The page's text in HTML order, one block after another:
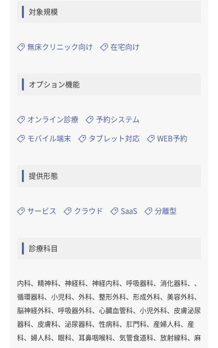
対象規模
無床クリニック向け 在宅向け
オプション機能
オンライン診療 予約システム
モバイル端末 タブレット対応 WEB予約
提供形態
サービス クラウド SaaS 分離型
診療科目
内科、精神科、神経科、神経内科、呼吸器科、消化器科、、
循環器科、小児科、外科、整形外科、形成外科、美容外科、
脳神経外科、呼吸器外科、心臓血管科、小児外科、皮膚泌尿
器科、皮膚科、泌尿器科、性病科、肛門科、産婦人科、産
科、婦人科、眼科、耳鼻咽喉科、気管食道科、放射線科、麻